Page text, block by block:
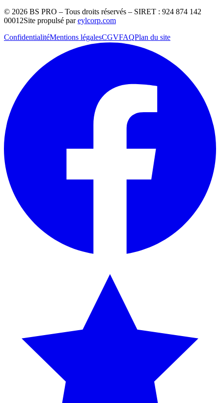
© 2026 BS PRO – Tous droits réservés – SIRET : 924 874 142
00012Site propulsé par eylcorp.com
ConfidentialitéMentions légalesCGVFAQPlan du site